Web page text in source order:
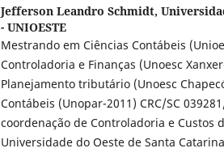
Jefferson Leandro Schmidt,
- UNIOESTE
Mestrando em Ciências Contábeis
Controladoria e Finanças (Unoesc
Planejamento tributário (Unoesc
Contábeis (Unopar-2011) CRC/SC
coordenação de Controladoria e Custos
Universidade do Oeste de Santa